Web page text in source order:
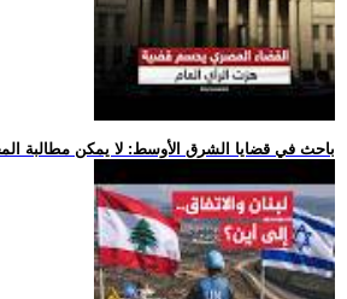
.. باحث في قضايا الشرق الأوسط: لا يمكن مطالبة